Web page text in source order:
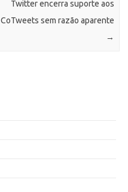
Twitter encerra suporte aos
CoTweets sem razão aparente
→